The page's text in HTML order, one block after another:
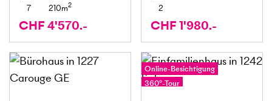
7 210m2
CHF 4'570.-
2
CHF 1'980.-
Online-Besichtigung
360°-Tour